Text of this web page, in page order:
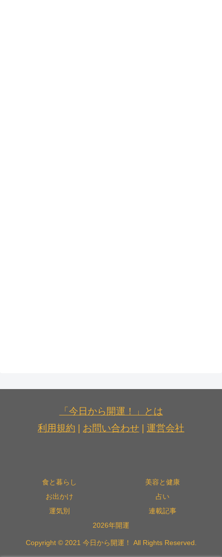
「今日から開運！」とは
利用規約
お問い合わせ 運営会社
食と暮らし
美容と健康
お出かけ
占い
運気別
連載記事
2026年開運
Copyright © 2021 今日から開運！ All Rights Reserved.